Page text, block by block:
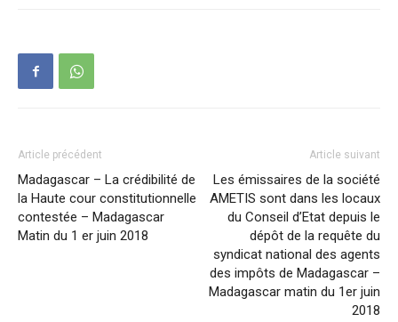
Article précédent
Madagascar – La crédibilité de
la Haute cour constitutionnelle
contestée – Madagascar
Matin du 1 er juin 2018
Article suivant
Les émissaires de la société
AMETIS sont dans les locaux
du Conseil d’Etat depuis le
dépôt de la requête du
syndicat national des agents
des impôts de Madagascar –
Madagascar matin du 1er juin
2018